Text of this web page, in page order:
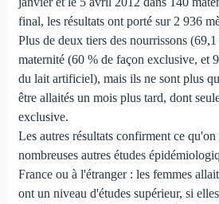
final, les résultats ont porté sur 2 936
Plus de deux tiers des nourrissons
maternité (60 % de façon exclusive, et
du lait artificiel), mais ils ne sont plus
être allaités un mois plus tard, dont
exclusive.
Les autres résultats confirment ce qu'on
nombreuses autres études
France ou à l'étranger : les femmes
ont un niveau d'études supérieur, si